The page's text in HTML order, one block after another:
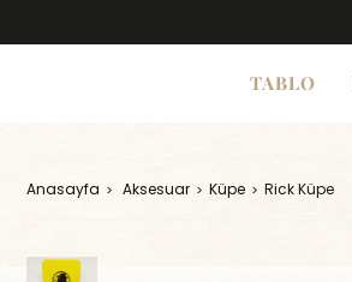
TABLO
Anasayfa Aksesuar Küpe Rick Küpe